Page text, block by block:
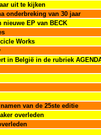
uit te kijken
onderbreking van 30 jaar
nieuwe EP van BECK
Works
in België in de rubriek
van de 25ste editie
overleden